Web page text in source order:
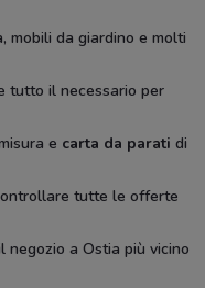
mobili da giardino e molti
tutto il necessario per
e carta da parati di
tutte le offerte
negozio a Ostia più vicino